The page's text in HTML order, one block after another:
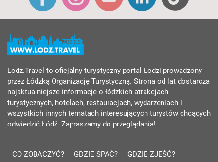
Lodz.Travel to oficjalny turystyczny portal Łodzi prowadzony
przez Łódzką Organizację Turystyczną. Strona od lat dostarcza
najaktualniejsze informacje o łódzkich atrakcjach
turystycznych, hotelach, restauracjach, wydarzeniach i
wszystkich innych tematach interesujących turystów chcących
odwiedzić Łódź. Zapraszamy do przeglądania!
CO ZOBACZYĆ? GDZIE SPAĆ? GDZIE ZJEŚĆ?